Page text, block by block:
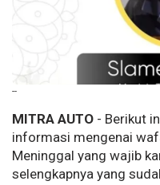
--
MITRA AUTO - Berikut
informasi mengenai
Meninggal yang wajib
selengkapnya yang